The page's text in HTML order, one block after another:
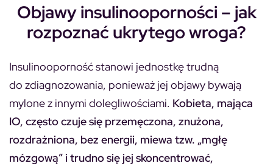
Objawy insulinooporności – jak
rozpoznać ukrytego wroga?
Insulinooporność stanowi jednostkę trudną
do zdiagnozowania, ponieważ jej objawy bywają
mylone z innymi dolegliwościami. Kobieta, mająca
IO, często czuje się przemęczona, znużona,
rozdrażniona, bez energii, miewa tzw. „mgłę
mózgową” i trudno się jej skoncentrować,